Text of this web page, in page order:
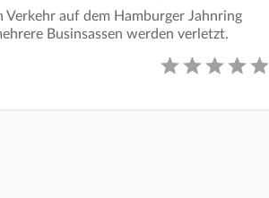
auf dem Hamburger Jahnring
Businsassen werden verletzt.